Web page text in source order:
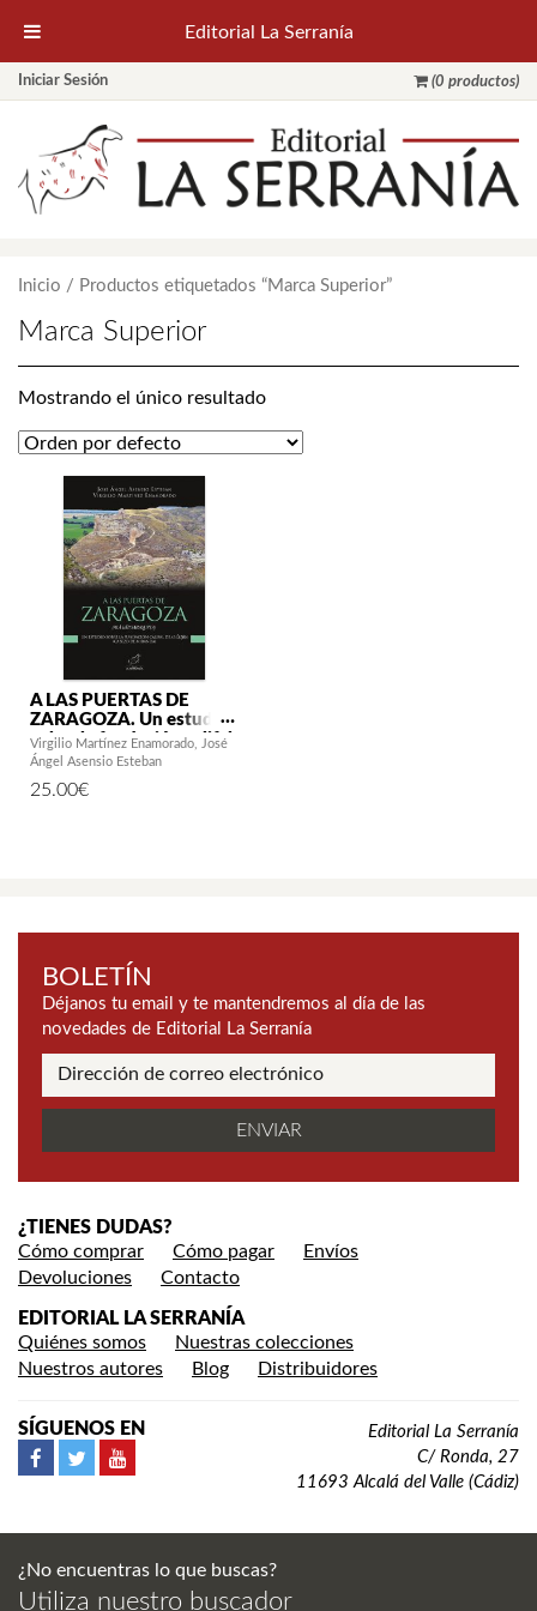
Iniciar Sesión (0 productos)
Inicio / Productos etiquetados “Marca Superior”
Marca Superior
Mostrando el único resultado
A LAS PUERTAS DE
ZARAGOZA. Un estudio
sobre la fundación califal
de Al-Yazira (Cabezo de
Virgilio Martínez Enamorado
José
Ángel Asensio Esteban
25.00€
BOLETÍN
Déjanos tu email y te mantendremos al día de las
novedades de Editorial La Serranía
¿TIENES DUDAS?
Cómo comprar
Cómo pagar
Envíos
Devoluciones
Contacto
EDITORIAL LA SERRANÍA
Quiénes somos
Nuestras colecciones
Nuestros autores
Blog Distribuidores
SÍGUENOS EN
Editorial La Serranía
C/ Ronda, 27
11693 Alcalá del Valle (Cádiz)
¿No encuentras lo que buscas?
Utiliza nuestro buscador
Editorial La Serranía